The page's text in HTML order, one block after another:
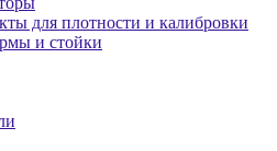
для плотности и калибровки
и стойки